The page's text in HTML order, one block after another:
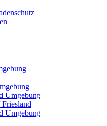
Umgebung
Umgebung